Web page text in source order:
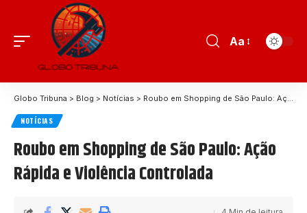
Aa
Globo Tribuna > Blog > Notícias > Roubo em Shopping de São Paulo: Ação Rápida e Violência Controlada
NOTÍCIAS
Roubo em Shopping de São Paulo: Ação
Rápida e Violência Controlada